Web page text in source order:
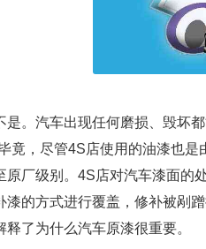
是。汽车出现任何磨损、毁坏
竟，尽管4S店使用的油漆也
原厂级别。4S店对汽车漆面的
漆的方式进行覆盖，修补被剐
释了为什么汽车原漆很重要。